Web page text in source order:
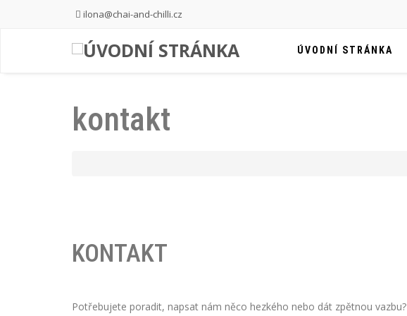
ilona@chai-and-chilli.cz
ÚVODNÍ STRÁNKA
kontakt
KONTAKT
Potřebujete poradit, napsat nám něco hezkého nebo dát zpětnou vazbu?